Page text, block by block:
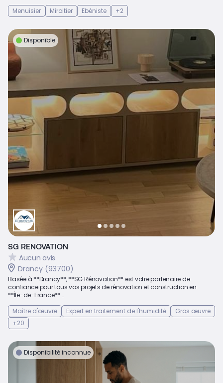
Menuisier
Miroitier Ebéniste +2
Disponible
SG RENOVATION
Aucun avis
Drancy (93700)
Basée à **Drancy**, **SG Rénovation** est votre partenaire de
confiance pour tous vos projets de rénovation et construction en
**Île-de-France**....
Maître d'œuvre
Expert en traitement de l'humidité
Gros œuvre
+20
Disponibilité inconnue